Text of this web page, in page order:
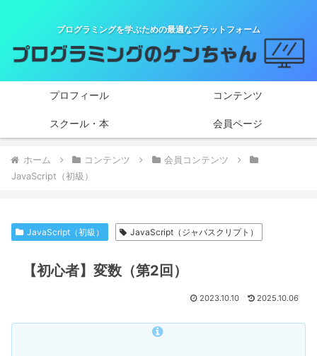
プログラミングを学ぶための最適なプラットフォーム
プロフィール コンテンツ
スクール・本 会員ページ
ホーム コンテンツ
会員コンテンツ
JavaScript（初級）
JavaScript（初級） JavaScript（ジャバスクリプト）
【初心者】変数（第2回）
2023.10.10 2025.10.06